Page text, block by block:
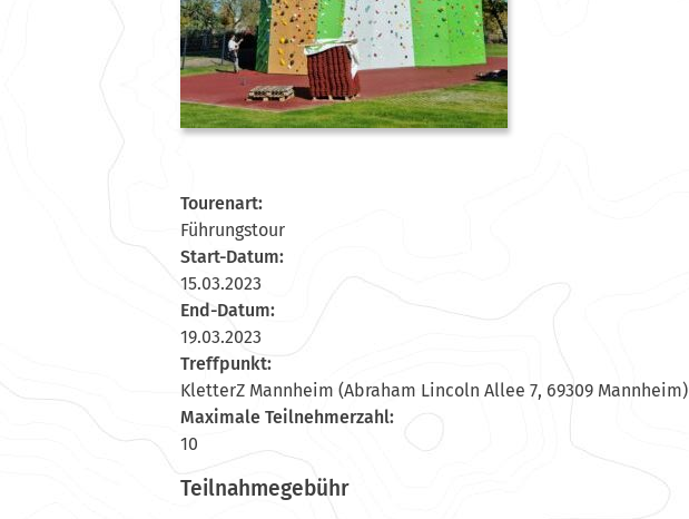
Tourenart:
Führungstour
Start-Datum:
15.03.2023
End-Datum:
19.03.2023
Treffpunkt:
KletterZ Mannheim (Abraham Lincoln Allee 7, 69309 Mannheim)
Maximale Teilnehmerzahl:
10
Teilnahmegebühr